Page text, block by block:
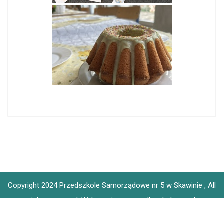
Copyright 2024 Przedszkole Samorządowe nr 5 w Skawinie , All